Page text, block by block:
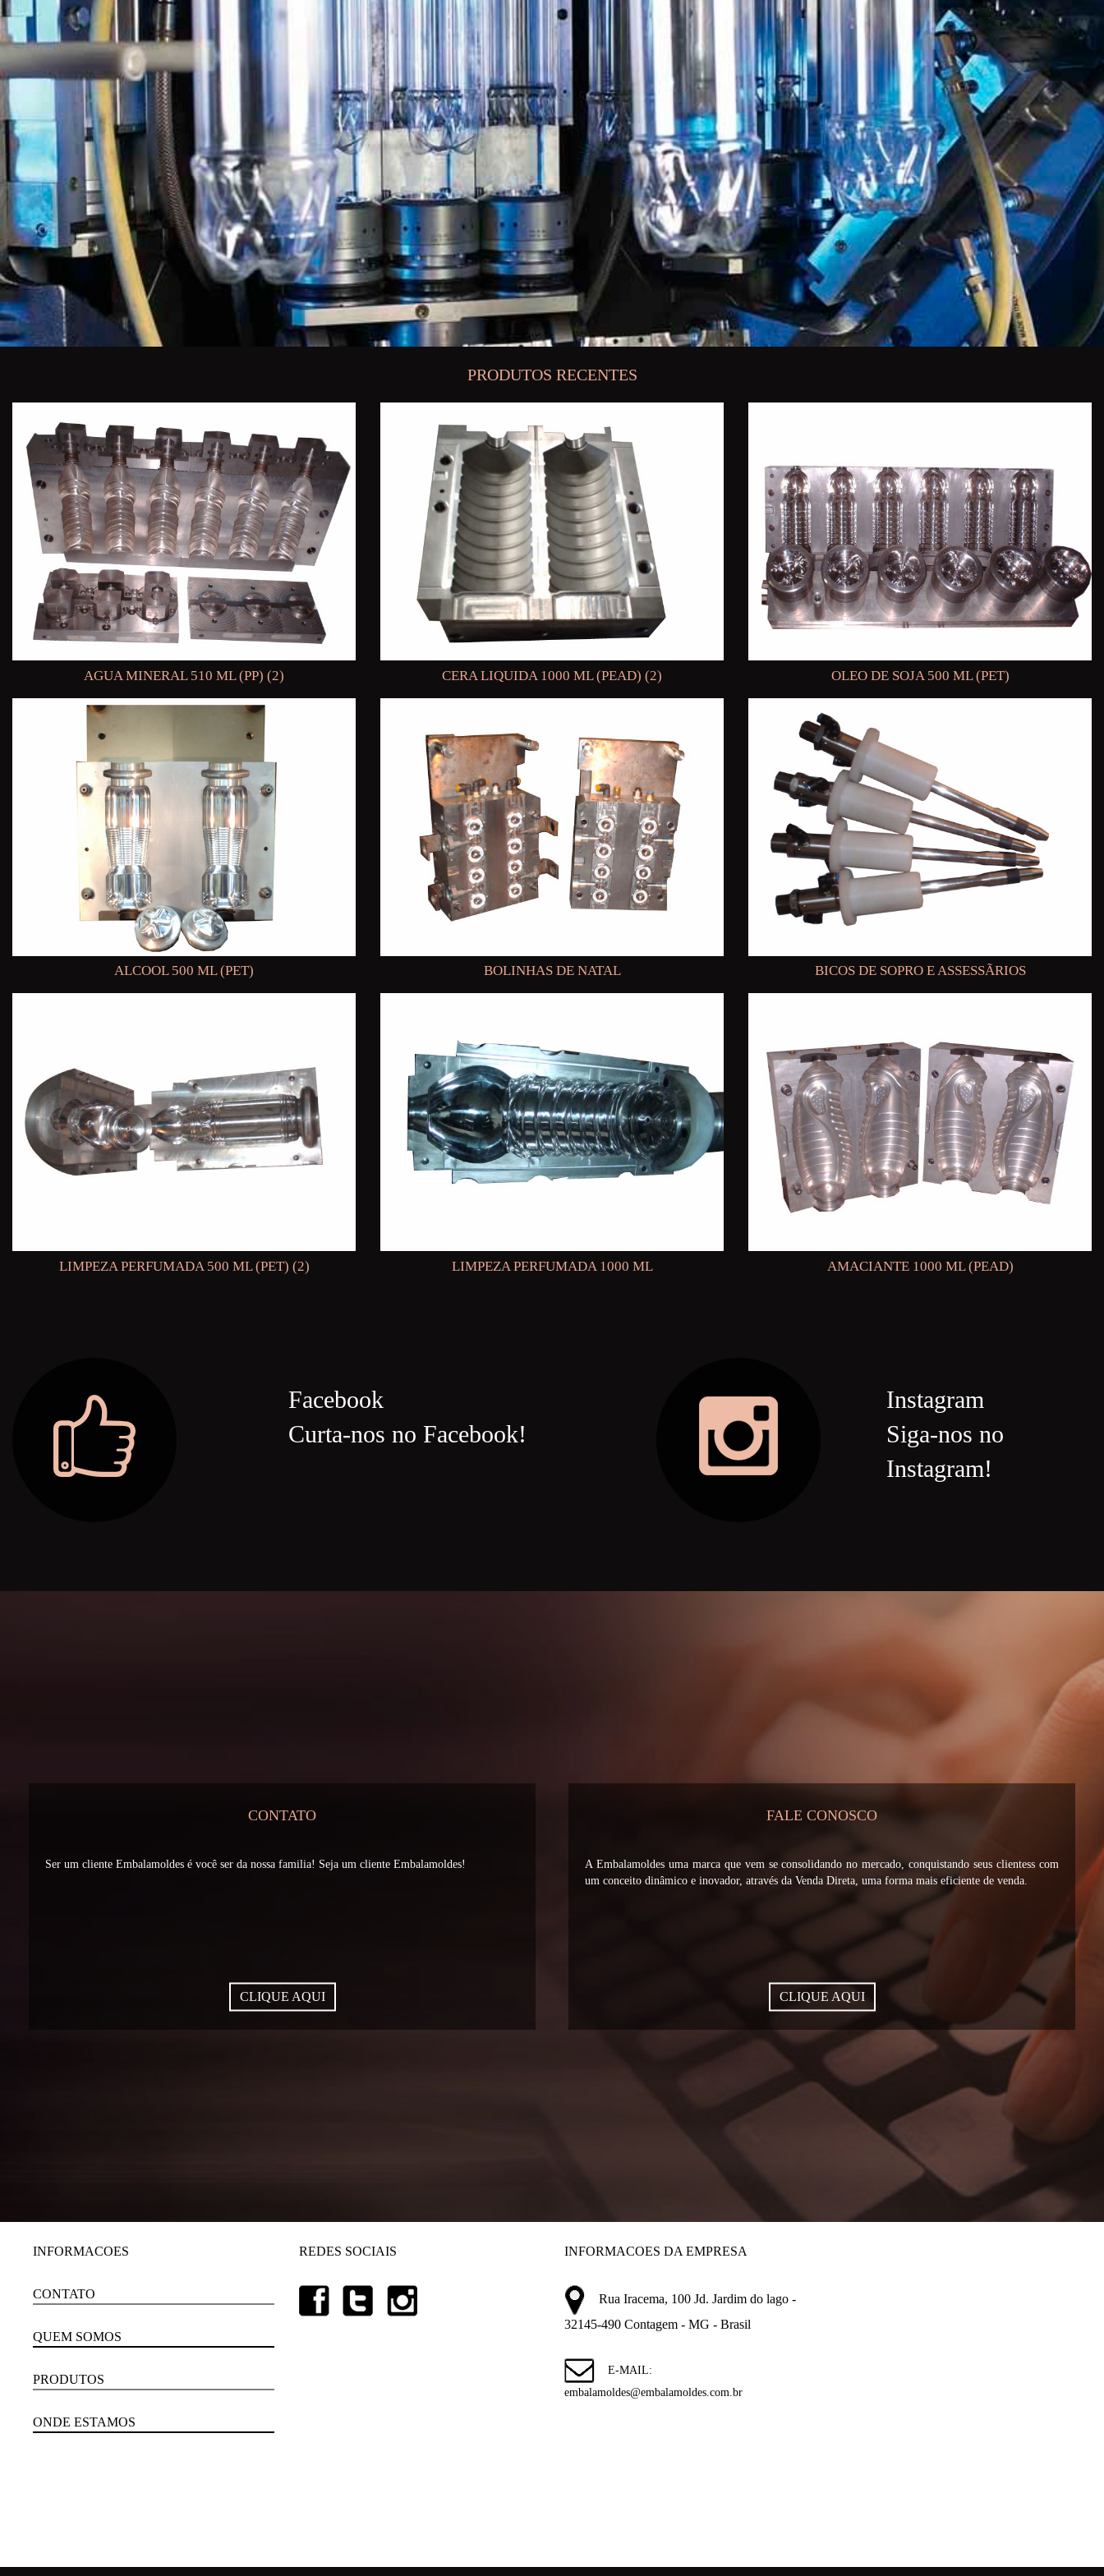
PRODUTOS RECENTES
AGUA MINERAL 510 ML (PP) (2) CERA LIQUIDA 1000 ML (PEAD) (2) OLEO DE SOJA 500 ML (PET)
ALCOOL 500 ML (PET) BOLINHAS DE NATAL BICOS DE SOPRO E ASSESSÃRIOS
LIMPEZA PERFUMADA 500 ML (PET) (2) LIMPEZA PERFUMADA 1000 ML AMACIANTE 1000 ML (PEAD)
Facebook
Curta-nos no Facebook!
Instagram
Siga-nos no
Instagram!
CONTATO
Ser um cliente Embalamoldes é você ser da nossa familia! Seja um cliente Embalamoldes!
CLIQUE AQUI
FALE CONOSCO
A Embalamoldes uma marca que vem se consolidando no mercado, conquistando seus clientess com
um conceito dinâmico e inovador, através da Venda Direta, uma forma mais eficiente de venda.
CLIQUE AQUI
INFORMACOES
CONTATO
QUEM SOMOS
PRODUTOS
ONDE ESTAMOS
REDES SOCIAIS INFORMACOES DA EMPRESA
Rua Iracema, 100 Jd. Jardim do lago -
32145-490 Contagem - MG - Brasil
E-MAIL:
embalamoldes@embalamoldes.com.br